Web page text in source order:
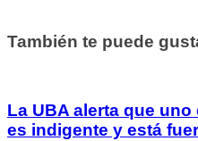
También te puede
La UBA alerta que
es indigente y está